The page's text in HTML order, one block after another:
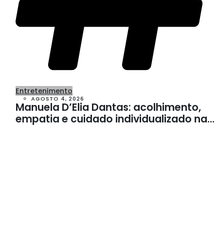
Entretenimento
AGOSTO 4, 2026
Manuela D’Elia Dantas: acolhimento,
empatia e cuidado individualizado na